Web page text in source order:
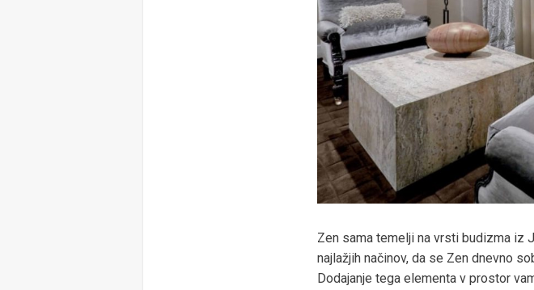
Zen sama temelji na vrsti budizma iz
najlažjih načinov, da se Zen dnevno
Dodajanje tega elementa v prostor